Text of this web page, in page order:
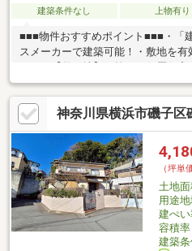
建築条件なし 上物有り
■■■物件おすすめポイント■■■・「
スメーカーで建築可能！・敷地を有
住宅街！・最寄り駅まで徒歩10分
す！・近隣のスーパーでお買い物
育機関が整い通学が便利で、お子様
お車の出し入れも楽々♪いつでもお
周辺環境や立地など、ご紹介させて
神奈川県横浜市磯子区
（坪単
土地
用途
建ぺ
容積率
建築